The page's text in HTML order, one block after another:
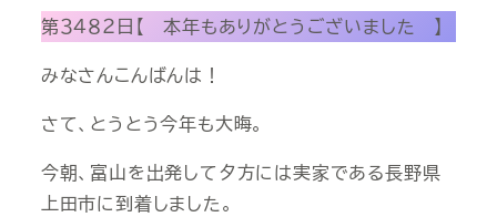
第３４８２日【 本年もありがとうございました 】
みなさんこんばんは！
さて、とうとう今年も大晦。
今朝、富山を出発して夕方には実家である長野県
上田市に到着しました。